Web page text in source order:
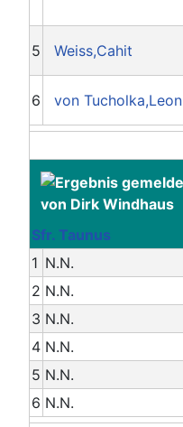
5 Weiss,Cahit
6 von Tucholka,Leon
Sfr. Taunus
1 N.N.
2 N.N.
3 N.N.
4 N.N.
5 N.N.
6 N.N.